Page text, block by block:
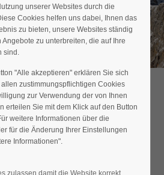
col3" existiert leider nicht.
col4" existiert leider nicht.
unserer Websites durch die
Cookies helfen uns dabei, Ihnen das
zu bieten, unsere Websites ständig
zu unterbreiten, die auf Ihre
sind.
"Alle akzeptieren" erklären Sie sich
zustimmungspflichtigen Cookies
zur Verwendung der von Ihnen
erteilen Sie mit dem Klick auf den Button
weitere Informationen über die
für die Änderung Ihrer Einstellungen
Informationen".
zulassen damit die Website korrekt